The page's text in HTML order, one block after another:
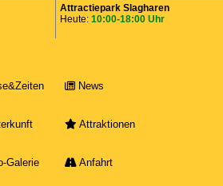
Attractiepark Slagharen
Heute: 10:00-18:00 Uhr
News
Attraktionen
Galerie Anfahrt